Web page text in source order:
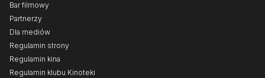
Bar filmowy
Partnerzy
Dla mediów
Regulamin strony
Regulamin kina
Regulamin klubu Kinoteki